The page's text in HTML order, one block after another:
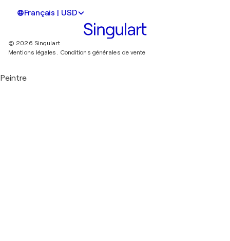
Français | USD
© 2026 Singulart
Mentions légales.
Conditions générales de vente
Peintre